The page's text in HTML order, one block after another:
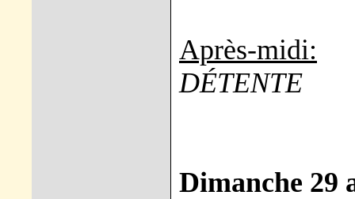
Après-midi:
DÉTENTE
Dimanche 29